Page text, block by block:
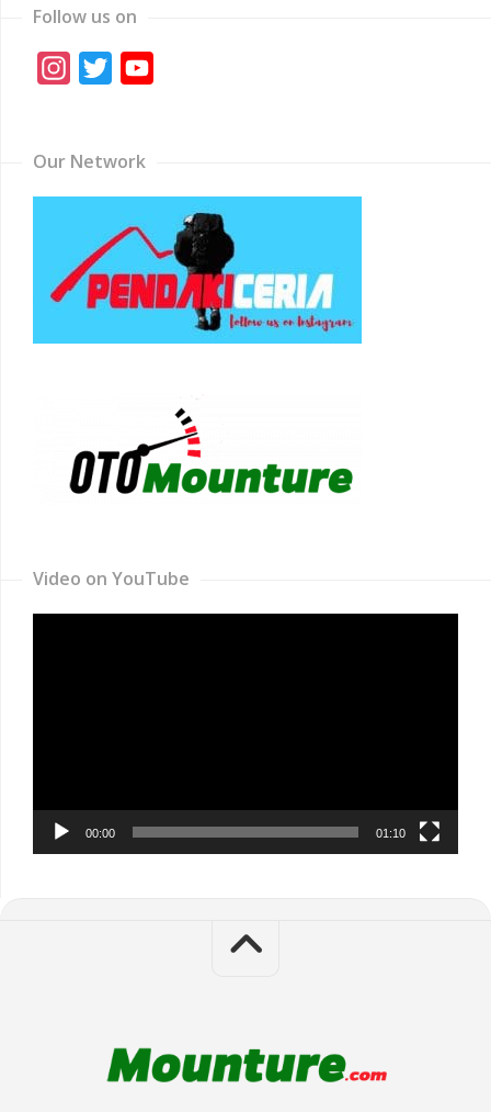
Follow us on
Instagram
Twitter
Our Network
Video on YouTube
00:00 01:10